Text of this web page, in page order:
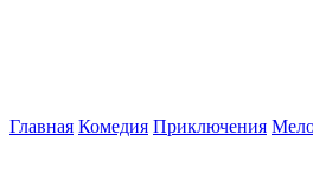
Главная Комедия Приключения